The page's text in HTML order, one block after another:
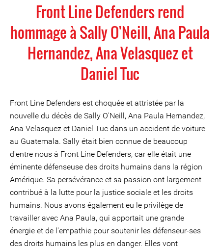
Front Line Defenders rend
hommage à Sally O'Neill, Ana Paula
Hernandez, Ana Velasquez et
Daniel Tuc
Front Line Defenders est choquée et attristée par la
nouvelle du décès de Sally O'Neill, Ana Paula Hernandez,
Ana Velasquez et Daniel Tuc dans un accident de voiture
au Guatemala. Sally était bien connue de beaucoup
d'entre nous à Front Line Defenders, car elle était une
éminente défenseuse des droits humains dans la région
Amérique. Sa persévérance et sa passion ont largement
contribué à la lutte pour la justice sociale et les droits
humains. Nous avons également eu le privilège de
travailler avec Ana Paula, qui apportait une grande
énergie et de l'empathie pour soutenir les défenseur-ses
des droits humains les plus en danger. Elles vont